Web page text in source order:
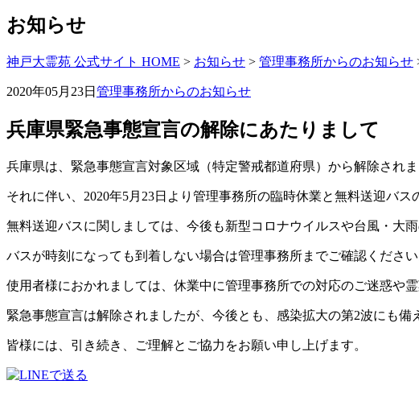
お知らせ
神戸大霊苑 公式サイト HOME > お知らせ > 管理事務所からのお知らせ
2020年05月23日 管理事務所からのお知らせ
兵庫県緊急事態宣言の解除にあたりまして
兵庫県は、緊急事態宣言対象区域（特定警戒都道府県）から解除されま
それに伴い、2020年5月23日より管理事務所の臨時休業と無料送迎バ
無料送迎バスに関しましては、今後も新型コロナウイルスや台風・大
バスが時刻になっても到着しない場合は管理事務所までご確認ください
使用者様におかれましては、休業中に管理事務所での対応のご迷惑や
緊急事態宣言は解除されましたが、今後とも、感染拡大の第2波にも備
皆様には、引き続き、ご理解とご協力をお願い申し上げます。